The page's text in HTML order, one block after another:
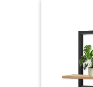
quotidien.
cette étagère
la place au sol